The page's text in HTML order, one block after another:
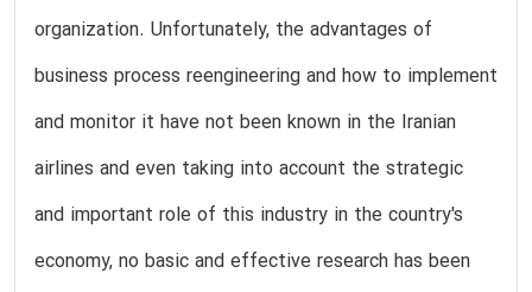
organization. Unfortunately, the advantages of
business process reengineering and how to implement
and monitor it have not been known in the Iranian
airlines and even taking into account the strategic
and important role of this industry in the country's
economy, no basic and effective research has been